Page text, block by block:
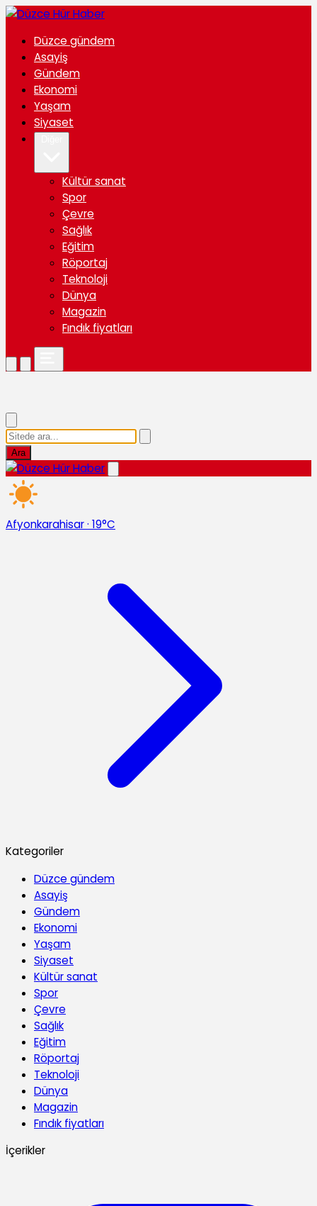
Düzce gündem
Asayiş
Gündem
Ekonomi
Yaşam
Siyaset
Kültür sanat
Spor
Çevre
Sağlık
Eğitim
Röportaj
Teknoloji
Dünya
Magazin
Fındık fiyatları
Ara
Afyonkarahisar· 19°C
Kategoriler
Düzce gündem
Asayiş
Gündem
Ekonomi
Yaşam
Siyaset
Kültür sanat
Spor
Çevre
Sağlık
Eğitim
Röportaj
Teknoloji
Dünya
Magazin
Fındık fiyatları
İçerikler